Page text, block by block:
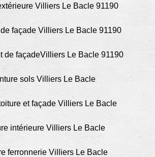
Villiers Le Bacle 91190
façade Villiers Le Bacle 91190
de façadeVilliers Le Bacle 91190
sols Villiers Le Bacle
et façade Villiers Le Bacle
intérieure Villiers Le Bacle
ferronnerie Villiers Le Bacle